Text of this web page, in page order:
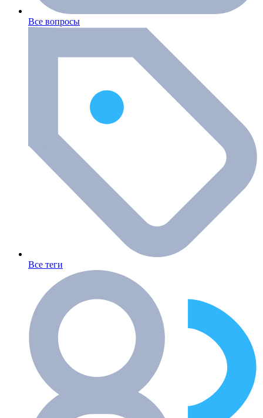
Все вопросы
Все теги